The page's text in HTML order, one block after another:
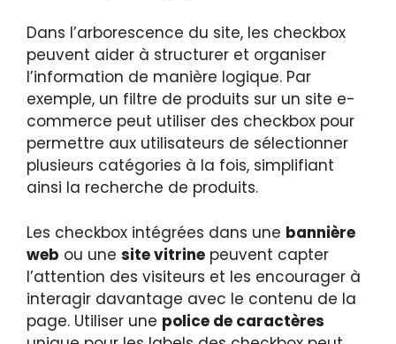
Dans l’arborescence du site, les checkbox
peuvent aider à structurer et organiser
l’information de manière logique. Par
exemple, un filtre de produits sur un site e-
commerce peut utiliser des checkbox pour
permettre aux utilisateurs de sélectionner
plusieurs catégories à la fois, simplifiant
ainsi la recherche de produits.
Les checkbox intégrées dans une bannière
web ou une site vitrine peuvent capter
l’attention des visiteurs et les encourager à
interagir davantage avec le contenu de la
page. Utiliser une police de caractères